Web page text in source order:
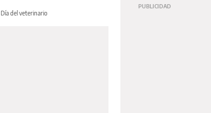
Día del veterinario